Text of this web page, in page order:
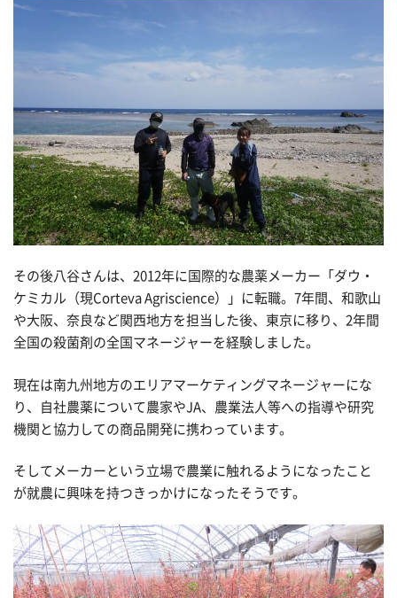
その後八谷さんは、2012年に国際的な農薬メーカー「ダウ・
ケミカル（現Corteva Agriscience）」に転職。7年間、和歌山
や大阪、奈良など関西地方を担当した後、東京に移り、2年間
全国の殺菌剤の全国マネージャーを経験しました。
現在は南九州地方のエリアマーケティングマネージャーにな
り、自社農薬について農家やJA、農業法人等への指導や研究
機関と協力しての商品開発に携わっています。
そしてメーカーという立場で農業に触れるようになったこと
が就農に興味を持つきっかけになったそうです。